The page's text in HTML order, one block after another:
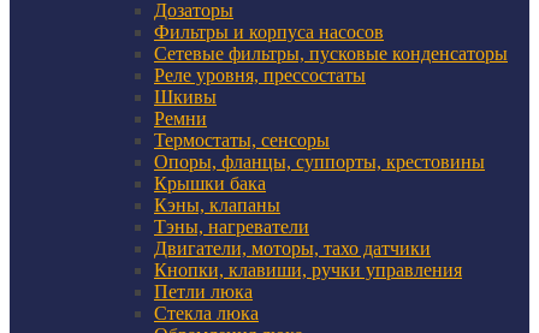
Дозаторы
Фильтры и корпуса насосов
Сетевые фильтры, пусковые конденсаторы
Реле уровня, прессостаты
Шкивы
Ремни
Термостаты, сенсоры
Опоры, фланцы, суппорты, крестовины
Крышки бака
Кэны, клапаны
Тэны, нагреватели
Двигатели, моторы, тахо датчики
Кнопки, клавиши, ручки управления
Петли люка
Стекла люка